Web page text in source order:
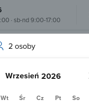
· sb-nd 9:00-17:00
Wrzesień
Wt Śr Cz Pt So
2 osoby